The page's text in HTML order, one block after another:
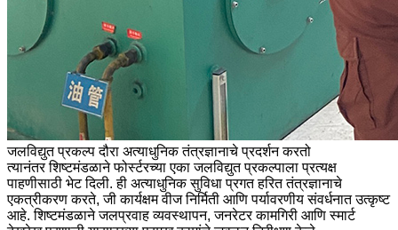
जलविद्युत प्रकल्प दौरा अत्याधुनिक तंत्रज्ञानाचे प्रदर्शन करतो
त्यानंतर शिष्टमंडळाने फोर्स्टरच्या एका जलविद्युत प्रकल्पाला प्रत्यक्ष
पाहणीसाठी भेट दिली. ही अत्याधुनिक सुविधा प्रगत हरित तंत्रज्ञानाचे
एकत्रीकरण करते, जी कार्यक्षम वीज निर्मिती आणि पर्यावरणीय संवर्धनात उत्कृष्ट
आहे. शिष्टमंडळाने जलप्रवाह व्यवस्थापन, जनरेटर कामगिरी आणि स्मार्ट